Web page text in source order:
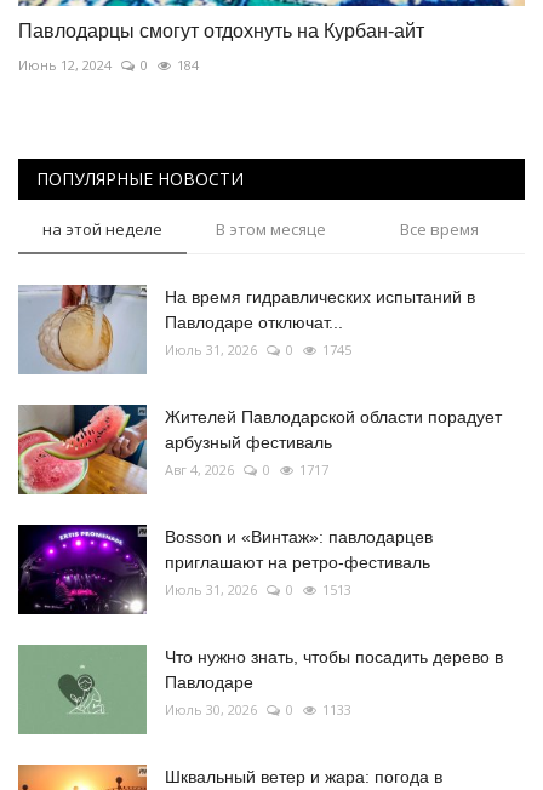
Павлодарцы смогут отдохнуть на Курбан-айт
Июнь 12, 2024 0 184
ПОПУЛЯРНЫЕ НОВОСТИ
на этой неделе В этом месяце Все время
На время гидравлических испытаний в
Павлодаре отключат...
Июль 31, 2026 0 1745
Жителей Павлодарской области порадует
арбузный фестиваль
Авг 4, 2026 0 1717
Bosson и «Винтаж»: павлодарцев
приглашают на ретро-фестиваль
Июль 31, 2026 0 1513
Что нужно знать, чтобы посадить дерево в
Павлодаре
Июль 30, 2026 0 1133
Шквальный ветер и жара: погода в